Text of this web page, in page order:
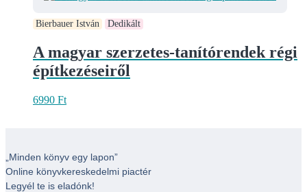
Bierbauer István Dedikált
A magyar szerzetes-tanítórendek régi
építkezéseiről
6990 Ft
„Minden könyv egy lapon”
Online könyvkereskedelmi piactér
Legyél te is eladónk!